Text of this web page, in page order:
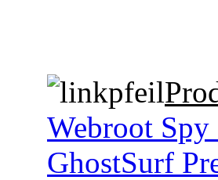
Webroot Spy
GhostSurf